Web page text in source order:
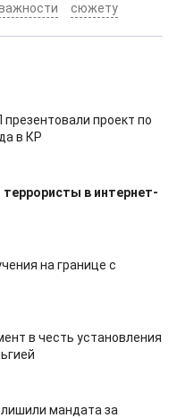
сюжету
проект по
в КР
в интернет-
на границе с
в честь установления
мандата за